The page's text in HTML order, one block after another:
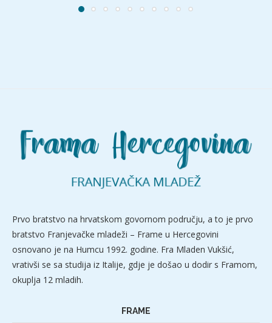
Prvo bratstvo na hrvatskom govornom području, a to je prvo
bratstvo Franjevačke mladeži – Frame u Hercegovini
osnovano je na Humcu 1992. godine. Fra Mladen Vukšić,
vrativši se sa studija iz Italije, gdje je došao u dodir s Framom,
okuplja 12 mladih.
FRAME